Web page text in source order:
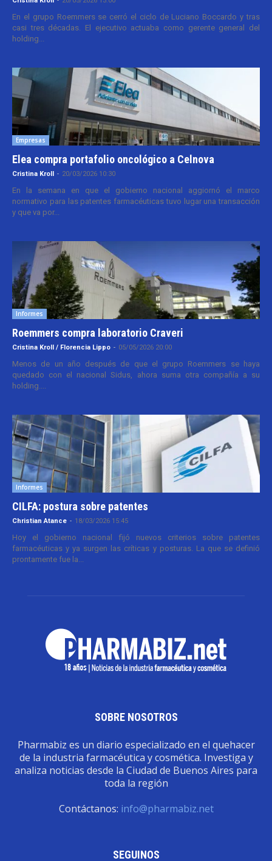
En el grupo Roemmers se cerró el ciclo de Luciano Boccardo y tras
casi tres décadas. El ejecutivo actuaba como gerente general del
holding...
Empresas
Elea compra portafolio oncológico a Celnova
Cristina Kroll - 20/03/2026 10:30
En la semana en que el gobierno nacional aggiornó el marco
normativo para las patentes farmacéuticas tuvo lugar una transacción
y que va por...
Informes
Roemmers compra laboratorio Craveri
Cristina Kroll / Florencia Lippo - 05/05/2026 20:00
Menos de un año después de que el grupo Roemmers se haya
quedado con el nacional Sidus, ahora suma otra compañía a su
holding....
Informes
CILFA: postura sobre patentes
Christian Atance - 18/03/2026 15:45
Hoy el gobierno nacional fijó nuevos criterios sobre patentes
farmacéuticas y ya surgen las críticas y posturas. La que se definió
prontamente fue la...
SOBRE NOSOTROS
Pharmabiz es un diario especializado en el quehacer
de la industria farmacéutica y cosmética. Investiga y
analiza noticias desde la Ciudad de Buenos Aires para
toda la región
Contáctanos: info@pharmabiz.net
SEGUINOS